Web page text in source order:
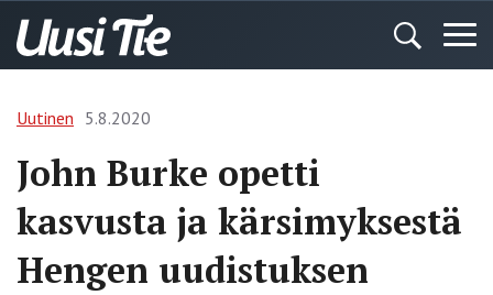
Uutinen 5.8.2020
John Burke opetti
kasvusta ja kärsimyksestä
Hengen uudistuksen